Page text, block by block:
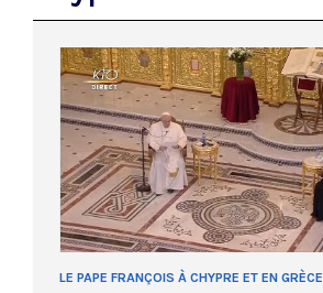
LE PAPE FRANÇOIS À CHYPRE ET EN GRÈCE